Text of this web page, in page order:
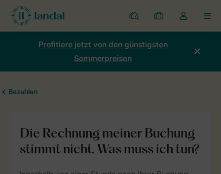
Ferienparks
Meine
Buchungen
Dropdown-
Menü
Kontos
Profitiere jetzt von den günstigsten
Sommerpreisen